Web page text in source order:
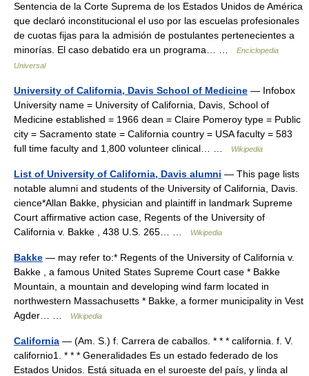
Sentencia de la Corte Suprema de los Estados Unidos de América
que declaró inconstitucional el uso por las escuelas profesionales
de cuotas fijas para la admisión de postulantes pertenecientes a
minorías. El caso debatido era un programa… …
Enciclopedia
Universal
University of California, Davis School of Medicine — Infobox
University name = University of California, Davis, School of
Medicine established = 1966 dean = Claire Pomeroy type = Public
city = Sacramento state = California country = USA faculty = 583
full time faculty and 1,800 volunteer clinical… …
Wikipedia
List of University of California, Davis alumni — This page lists
notable alumni and students of the University of California, Davis.
cience*Allan Bakke, physician and plaintiff in landmark Supreme
Court affirmative action case, Regents of the University of
California v. Bakke , 438 U.S. 265… …
Wikipedia
Bakke — may refer to:* Regents of the University of California v.
Bakke , a famous United States Supreme Court case * Bakke
Mountain, a mountain and developing wind farm located in
northwestern Massachusetts * Bakke, a former municipality in Vest
Agder… …
Wikipedia
California — (Am. S.) f. Carrera de caballos. * * * california. f. V.
californio1. * * * Generalidades Es un estado federado de los
Estados Unidos. Está situada en el suroeste del país, y linda al